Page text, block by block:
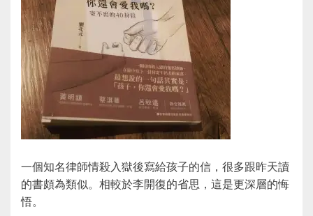
一個知名律師情殺入獄後寫給孩子的信，很多跟昨天讀
的書頗為類似。相較於李開復的省思，這是更深層的悔
悟。